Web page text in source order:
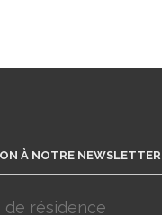
À NOTRE NEWSLETTER